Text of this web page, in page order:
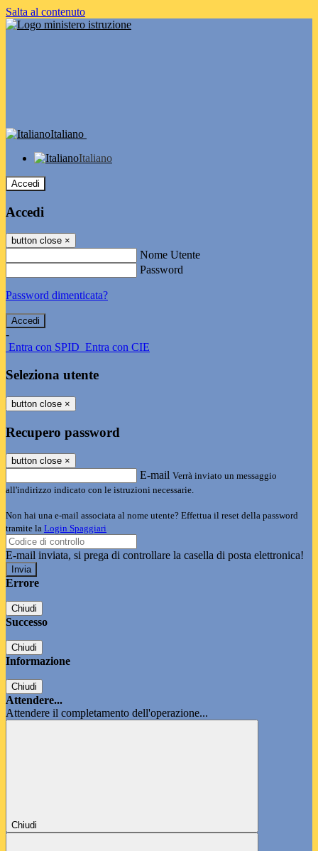
Salta al contenuto
Italiano
Italiano
Accedi
Accedi
button close ×
Nome Utente
Password
Password dimenticata?
-
Entra con SPID Entra con CIE
Seleziona utente
button close ×
Recupero password
button close ×
E-mail Verrà inviato un messaggio
all'indirizzo indicato con le istruzioni necessarie.
Non hai una e-mail associata al nome utente? Effettua il reset della password
tramite la Login Spaggiari
E-mail inviata, si prega di controllare la casella di posta elettronica!
Errore
Chiudi
Successo
Chiudi
Informazione
Chiudi
Attendere...
Attendere il completamento dell'operazione...
Chiudi